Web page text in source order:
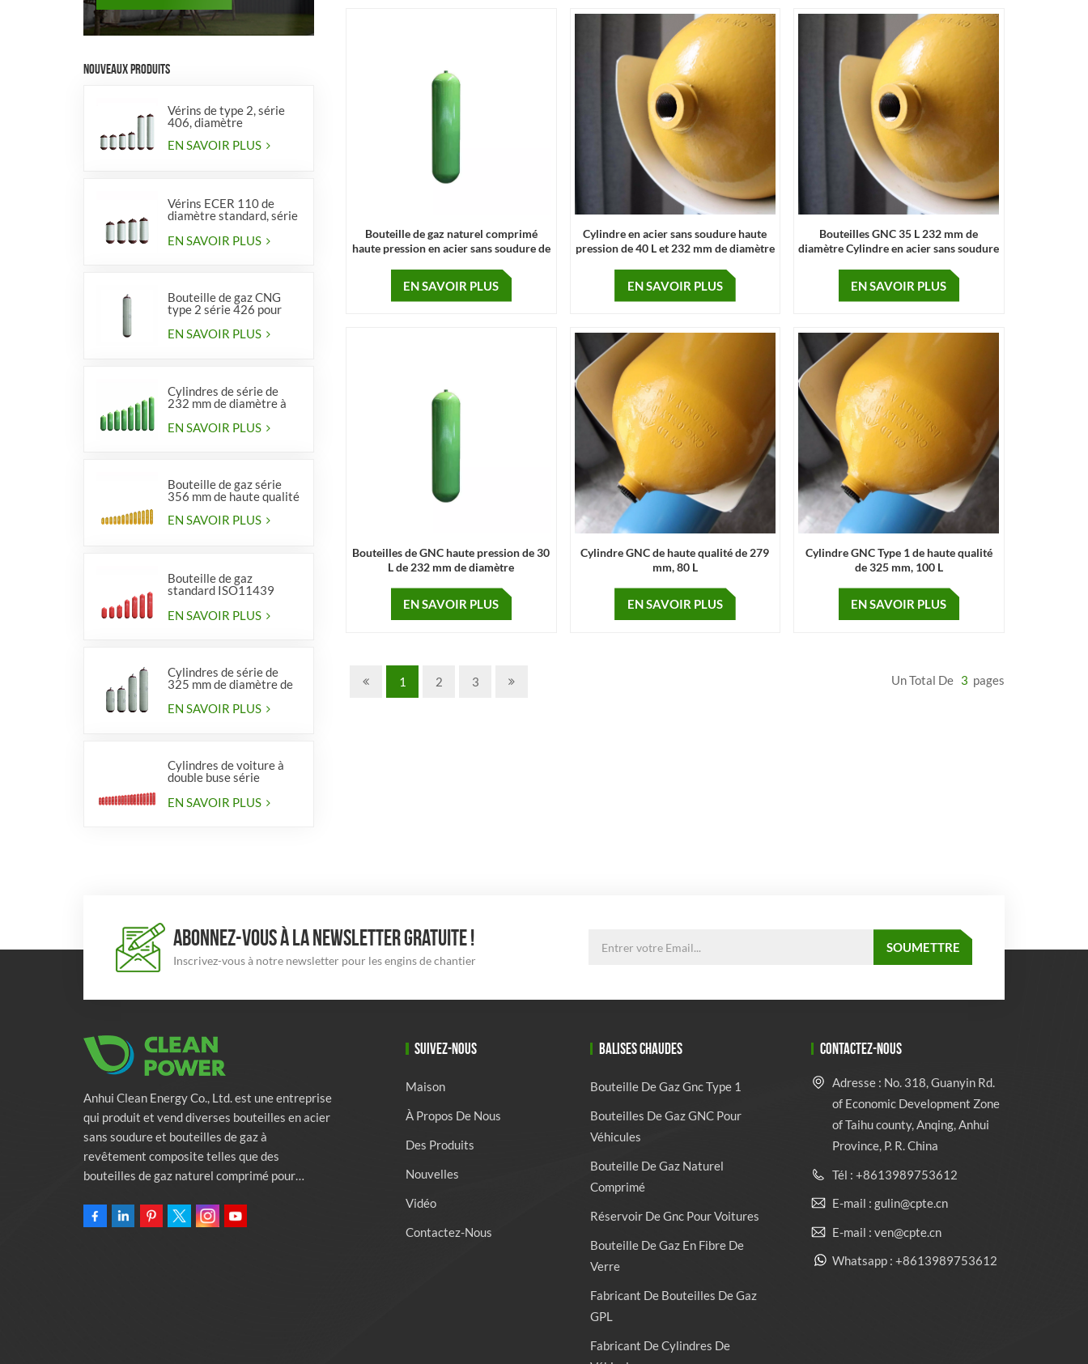
NOUVEAUX PRODUITS
Vérins de type 2, série
406, diamètre
EN SAVOIR PLUS
Vérins ECER 110 de
diamètre standard, série
EN SAVOIR PLUS
Bouteille de gaz CNG
type 2 série 426 pour
véhicules
EN SAVOIR PLUS
Cylindres de série de
232 mm de diamètre à
EN SAVOIR PLUS
Bouteille de gaz série
356 mm de haute qualité
EN SAVOIR PLUS
Bouteille de gaz
standard ISO11439
EN SAVOIR PLUS
Cylindres de série de
325 mm de diamètre de
véhicules
EN SAVOIR PLUS
Cylindres de voiture à
double buse série
EN SAVOIR PLUS
Bouteille de gaz naturel comprimé
haute pression en acier sans soudure de
EN SAVOIR PLUS
Cylindre en acier sans soudure haute
pression de 40 L et 232 mm de diamètre
EN SAVOIR PLUS
Bouteilles GNC 35 L 232 mm de
diamètre Cylindre en acier sans soudure
EN SAVOIR PLUS
Bouteilles de GNC haute pression de 30
L de 232 mm de diamètre
EN SAVOIR PLUS
Cylindre GNC de haute qualité de 279
mm, 80 L
EN SAVOIR PLUS
Cylindre GNC Type 1 de haute qualité
de 325 mm, 100 L
EN SAVOIR PLUS
1 2 3 Un Total De 3 Pages
ABONNEZ-VOUS À LA NEWSLETTER GRATUITE !
Inscrivez-vous à notre newsletter pour les engins de chantier
Anhui Clean Energy Co., Ltd. est une entreprise
qui produit et vend diverses bouteilles en acier
sans soudure et bouteilles de gaz à
revêtement composite telles que des
bouteilles de gaz naturel comprimé pour
des bouteilles de lutte contre l'incendie.
SUIVEZ-NOUS
Maison
À Propos De Nous
Des Produits
Nouvelles
Vidéo
Contactez-Nous
BALISES CHAUDES
Bouteille De Gaz Gnc Type 1
Bouteilles De Gaz GNC Pour
Véhicules
Bouteille De Gaz Naturel
Comprimé
Réservoir De Gnc Pour Voitures
Bouteille De Gaz En Fibre De
Verre
Fabricant De Bouteilles De Gaz
GPL
Fabricant De Cylindres De
CONTACTEZ-NOUS
Adresse : No. 318, Guanyin Rd.
of Economic Development Zone
of Taihu county, Anqing, Anhui
Province, P. R. China
Tél : +8613989753612
E-mail : gulin@cpte.cn
E-mail : ven@cpte.cn
Whatsapp : +8613989753612